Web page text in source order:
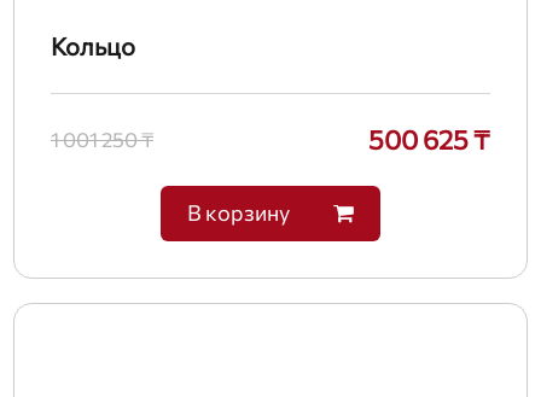
Кольцо
1 001 250 ₸ 500 625 ₸
В корзину